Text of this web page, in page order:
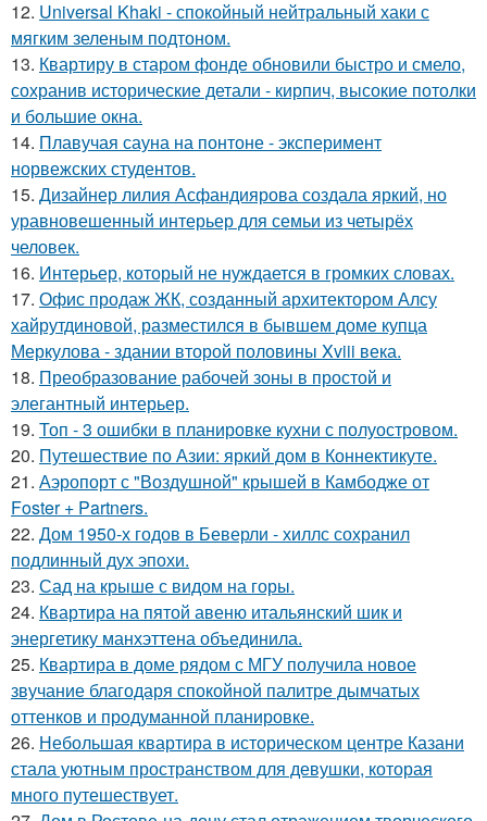
12. Universal Khaki - спокойный нейтральный хаки с
мягким зеленым подтоном.
13. Квартиру в старом фонде обновили быстро и смело,
сохранив исторические детали - кирпич, высокие потолки
и большие окна.
14. Плавучая сауна на понтоне - эксперимент
норвежских студентов.
15. Дизайнер лилия Асфандиярова создала яркий, но
уравновешенный интерьер для семьи из четырёх
человек.
16. Интерьер, который не нуждается в громких словах.
17. Офис продаж ЖК, созданный архитектором Алсу
хайрутдиновой, разместился в бывшем доме купца
Меркулова - здании второй половины Xviii века.
18. Преобразование рабочей зоны в простой и
элегантный интерьер.
19. Топ - 3 ошибки в планировке кухни с полуостровом.
20. Путешествие по Азии: яркий дом в Коннектикуте.
21. Аэропорт с "Воздушной" крышей в Камбодже от
Foster + Partners.
22. Дом 1950-х годов в Беверли - хиллс сохранил
подлинный дух эпохи.
23. Сад на крыше с видом на горы.
24. Квартира на пятой авеню итальянский шик и
энергетику манхэттена объединила.
25. Квартира в доме рядом с МГУ получила новое
звучание благодаря спокойной палитре дымчатых
оттенков и продуманной планировке.
26. Небольшая квартира в историческом центре Казани
стала уютным пространством для девушки, которая
много путешествует.